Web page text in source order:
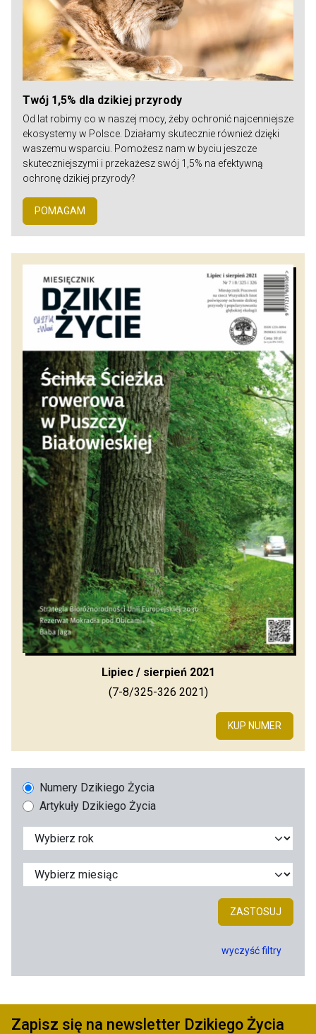
Twój 1,5% dla dzikiej przyrody
Od lat robimy co w naszej mocy, żeby ochronić najcenniejsze
ekosystemy w Polsce. Działamy skutecznie również dzięki
waszemu wsparciu. Pomożesz nam w byciu jeszcze
skuteczniejszymi i przekażesz swój 1,5% na efektywną
ochronę dzikiej przyrody?
POMAGAM
Lipiec / sierpień 2021
(7-8/325-326 2021)
KUP NUMER
Numery Dzikiego Życia
Artykuły Dzikiego Życia
ZASTOSUJ
wyczyść filtry
Zapisz się na newsletter Dzikiego Życia